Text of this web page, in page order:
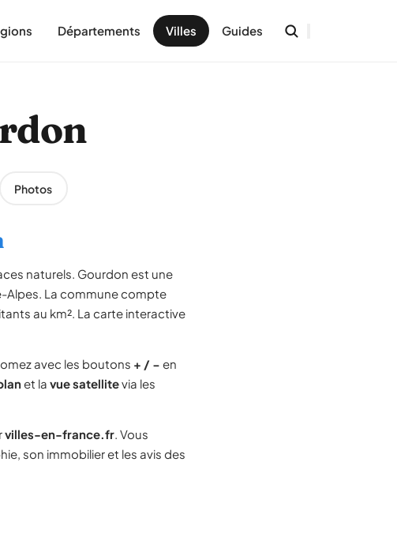
Départements Villes Guides
Photos
naturels. Gourdon est une
Alpes. La commune compte
au km². La carte interactive
avec les boutons + / − en
et la vue satellitevia les
villes-en-france.fr. Vous
son immobilier et les avis des